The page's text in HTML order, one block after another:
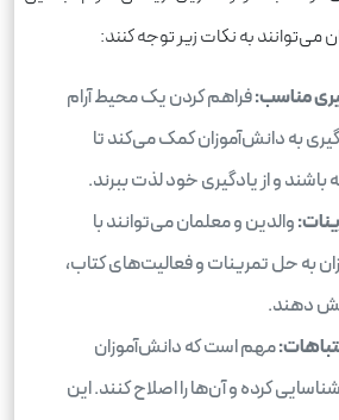
می‌توانند به نکات زیر توجه کنند:
مناسب:فراهم کردن یک محیط آرام
به دانش‌آموزان کمک می‌کند تا
باشند و از یادگیری خود لذت ببرند.
والدین و معلمان می‌توانند با
به حل تمرینات و فعالیت‌های کتاب،
دهند.
مهم است که دانش‌آموزان
کرده و آن‌ها را اصلاح کنند. این